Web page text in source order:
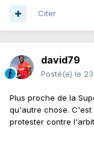
Citer
david79
Posté(e) le
Plus proche de la
qu'autre chose.
protester contre